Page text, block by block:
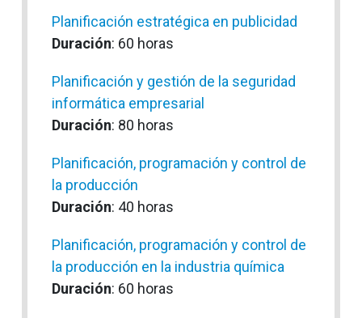
Planificación estratégica en publicidad
Duración: 60 horas
Planificación y gestión de la seguridad
informática empresarial
Duración: 80 horas
Planificación, programación y control de
la producción
Duración: 40 horas
Planificación, programación y control de
la producción en la industria química
Duración: 60 horas